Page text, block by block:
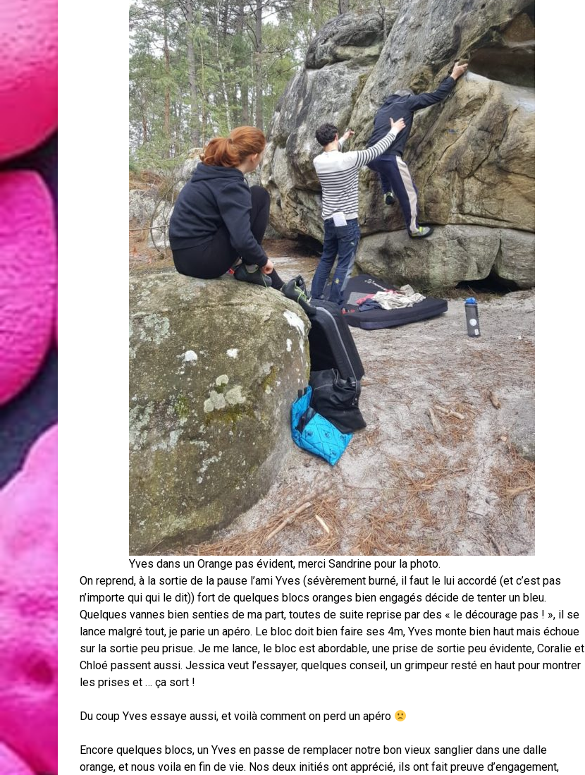
Yves dans un Orange pas évident, merci Sandrine pour la photo.
On reprend, à la sortie de la pause l’ami Yves (sévèrement burné, il faut le lui accordé (et c’est pas
n’importe qui qui le dit)) fort de quelques blocs oranges bien engagés décide de tenter un bleu.
Quelques vannes bien senties de ma part, toutes de suite reprise par des « le décourage pas ! », il se
lance malgré tout, je parie un apéro. Le bloc doit bien faire ses 4m, Yves monte bien haut mais échoue
sur la sortie peu prisue. Je me lance, le bloc est abordable, une prise de sortie peu évidente, Coralie et
Chloé passent aussi. Jessica veut l’essayer, quelques conseil, un grimpeur resté en haut pour montrer
les prises et … ça sort !
Du coup Yves essaye aussi, et voilà comment on perd un apéro
Encore quelques blocs, un Yves en passe de remplacer notre bon vieux sanglier dans une dalle
orange, et nous voila en fin de vie. Nos deux initiés ont apprécié, ils ont fait preuve d’engagement,